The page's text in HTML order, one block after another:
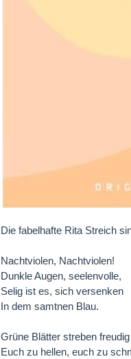
Die fabelhafte Rita Streich
Nachtviolen, Nachtviolen!
Dunkle Augen, seelenvolle,
Selig ist es, sich versenken
In dem samtnen Blau.
Grüne Blätter streben freudig
Euch zu hellen, euch zu